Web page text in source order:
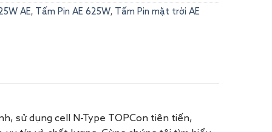
AE, Tấm Pin AE 625W,
Tấm Pin mặt trời AE
sử dụng cell N-Type TOPCon tiên tiến,